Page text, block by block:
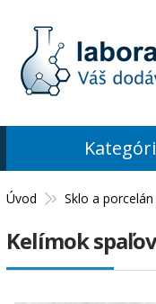
Úvod Sklo a porcelán
Kelímok